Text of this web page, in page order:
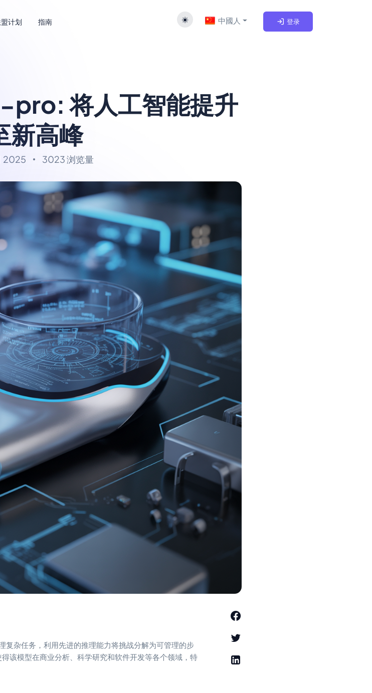
计划 指南 登录
中國人
将人工智能提升
新高峰
2025 3023 浏览量
杂任务，利用先进的推理能力将挑战分解为可管理的步
该模型在商业分析、科学研究和软件开发等各个领域，特